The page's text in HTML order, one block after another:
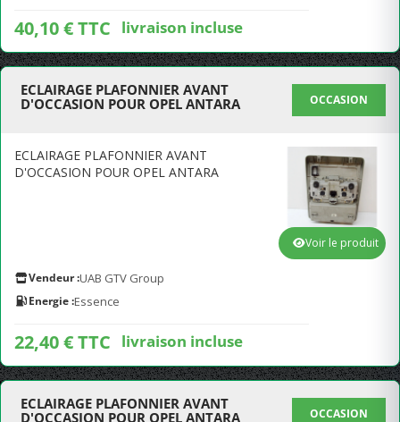
40,10 € TTC livraison incluse
ECLAIRAGE PLAFONNIER AVANT
D'OCCASION POUR OPEL ANTARA
OCCASION
ECLAIRAGE PLAFONNIER AVANT
D'OCCASION POUR OPEL ANTARA
Vendeur :UAB GTV Group
Energie :Essence
22,40 € TTC livraison incluse
Voir le produit
ECLAIRAGE PLAFONNIER AVANT
D'OCCASION POUR OPEL ANTARA
OCCASION